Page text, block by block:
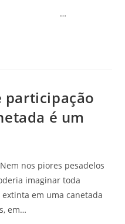
…
participação
é um
nos piores pesadelos
imaginar toda
em uma canetada
em…